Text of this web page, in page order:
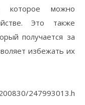
которое можно
Это также
получается за
избежать их